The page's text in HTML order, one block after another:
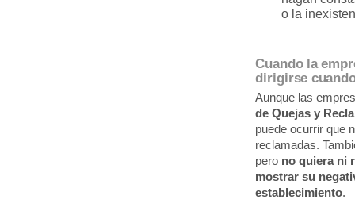
o la
Cuando la
dirigirse
Aunque las
de Quejas y
puede ocurrir que
reclamadas.
pero no quiera ni
mostrar su
establecimiento.